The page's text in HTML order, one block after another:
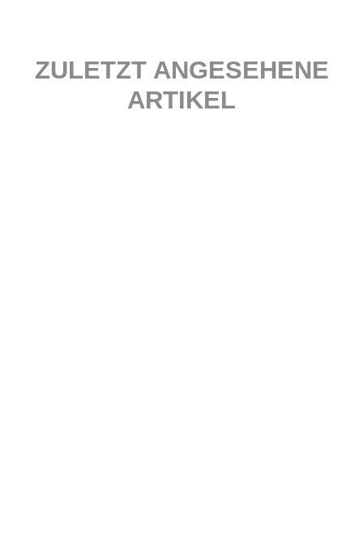
ZULETZT ANGESEHENE
ARTIKEL